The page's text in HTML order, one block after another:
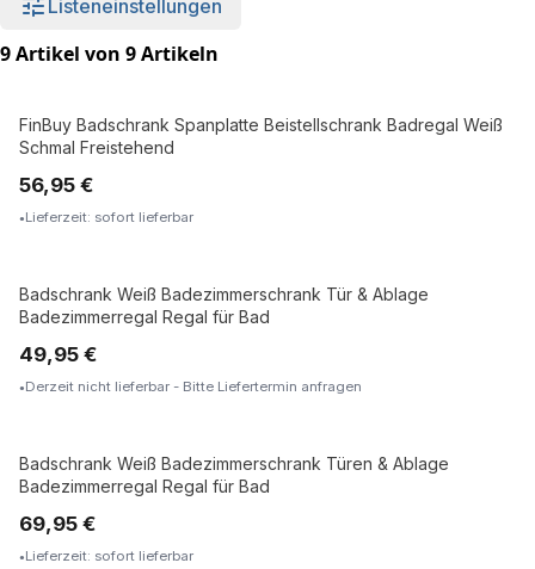
Listeneinstellungen
9 Artikel von 9 Artikeln
FinBuy Badschrank Spanplatte Beistellschrank Badregal Weiß
Schmal Freistehend
56,95 €
Lieferzeit: sofort lieferbar
Badschrank Weiß Badezimmerschrank Tür & Ablage
Badezimmerregal Regal für Bad
49,95 €
Derzeit nicht lieferbar - Bitte Liefertermin anfragen
Badschrank Weiß Badezimmerschrank Türen & Ablage
Badezimmerregal Regal für Bad
69,95 €
Lieferzeit: sofort lieferbar